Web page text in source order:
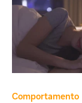
Comportamento